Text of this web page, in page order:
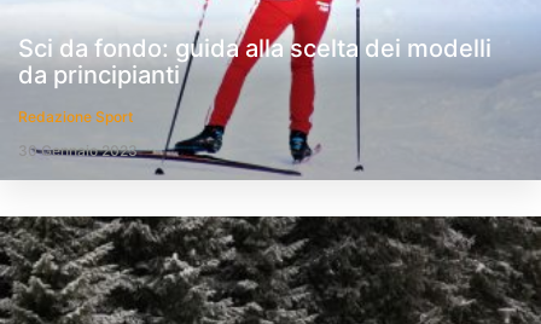
Sci da fondo: guida alla scelta dei modelli
da principianti
Redazione Sport
30 Gennaio 2023